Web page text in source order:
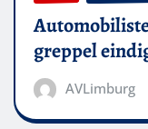
greppel
AVLimburg